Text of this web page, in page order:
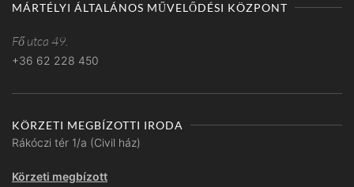
MÁRTÉLYI ÁLTALÁNOS MŰVELŐDÉSI KÖZPONT
Fő utca 49.
+36 62 228 450
KÖRZETI MEGBÍZOTTI IRODA
Rákóczi tér 1/a (Civil ház)
Körzeti megbízott